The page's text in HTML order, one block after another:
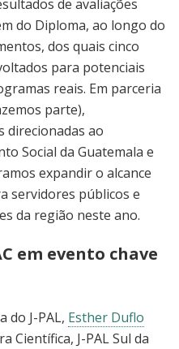
de avaliações
do Diploma, ao longo do
dos quais cinco
para potenciais
reais. Em parceria
parte),
direcionadas ao
Social da Guatemala e
expandir o alcance
servidores públicos e
da região neste ano.
em evento chave
do J-PAL, Esther Duflo
Científica, J-PAL Sul da